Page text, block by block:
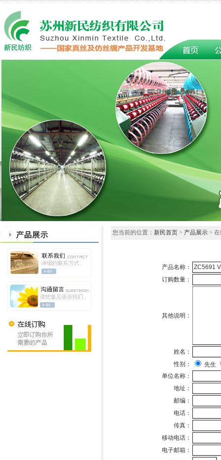
您当前的位置： 新民首页 > 产品展示 >
产品名称：
订购数量：
其他说明：
姓名：
性别：
先生
单位名称：
地址：
邮编：
电话：
传真：
移动电话：
电子邮箱：